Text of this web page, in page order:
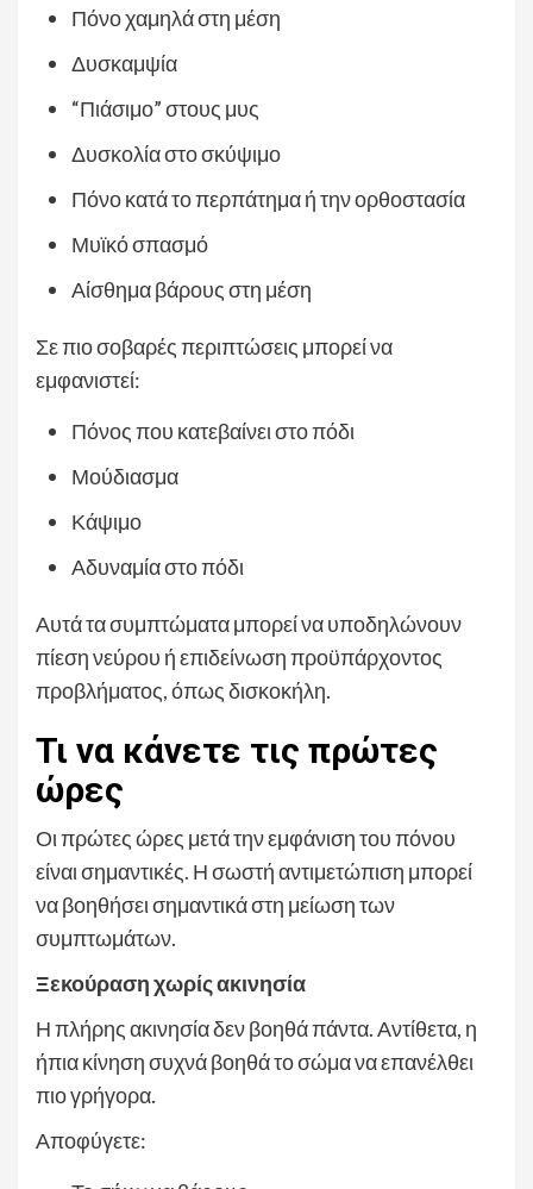
Πόνο χαμηλά στη μέση
Δυσκαμψία
“Πιάσιμο” στους μυς
Δυσκολία στο σκύψιμο
Πόνο κατά το περπάτημα ή την ορθοστασία
Μυϊκό σπασμό
Αίσθημα βάρους στη μέση
Σε πιο σοβαρές περιπτώσεις μπορεί να
εμφανιστεί:
Πόνος που κατεβαίνει στο πόδι
Μούδιασμα
Κάψιμο
Αδυναμία στο πόδι
Αυτά τα συμπτώματα μπορεί να υποδηλώνουν
πίεση νεύρου ή επιδείνωση προϋπάρχοντος
προβλήματος, όπως δισκοκήλη.
Τι να κάνετε τις πρώτες
ώρες
Οι πρώτες ώρες μετά την εμφάνιση του πόνου
είναι σημαντικές. Η σωστή αντιμετώπιση μπορεί
να βοηθήσει σημαντικά στη μείωση των
συμπτωμάτων.
Ξεκούραση χωρίς ακινησία
Η πλήρης ακινησία δεν βοηθά πάντα. Αντίθετα, η
ήπια κίνηση συχνά βοηθά το σώμα να επανέλθει
πιο γρήγορα.
Αποφύγετε: